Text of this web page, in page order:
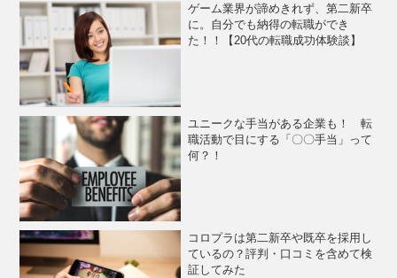
ゲーム業界が諦めきれず、第二新卒
に。自分でも納得の転職ができ
た！！【20代の転職成功体験談】
ユニークな手当がある企業も！ 転
職活動で目にする「〇〇手当」って
何？！
コロプラは第二新卒や既卒を採用し
ているの？評判・口コミを含めて検
証してみた